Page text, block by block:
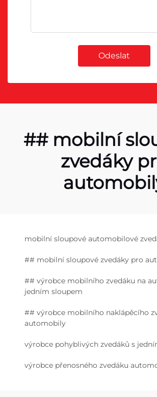
Odeslat
## mobilní
zvedáky
mobilní sloupové automobilové
## mobilní sloupové zvedáky pro
## výrobce mobilního zvedáku na
jedním sloupem
## výrobce mobilního naklápěcího
automobily
výrobce pohyblivých zvedáků s
výrobce přenosného zvedáku